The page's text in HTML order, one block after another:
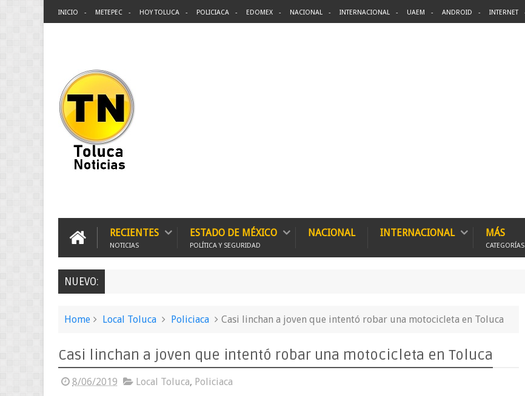
INICIO METEPEC HOY TOLUCA POLICIACA EDOMEX NACIONAL INTERNACIONAL UAEM ANDROID INTERNET
RECIENTES
NOTICIAS
ESTADO DE MÉXICO
POLÍTICA Y SEGURIDAD
NACIONAL INTERNACIONAL MÁS
CATEGORÍAS
NUEVO:
Home Local Toluca Policiaca Casi linchan a joven que intentó robar una motocicleta en Toluca
Casi linchan a joven que intentó robar una motocicleta en Toluca
8/06/2019 Local Toluca, Policiaca